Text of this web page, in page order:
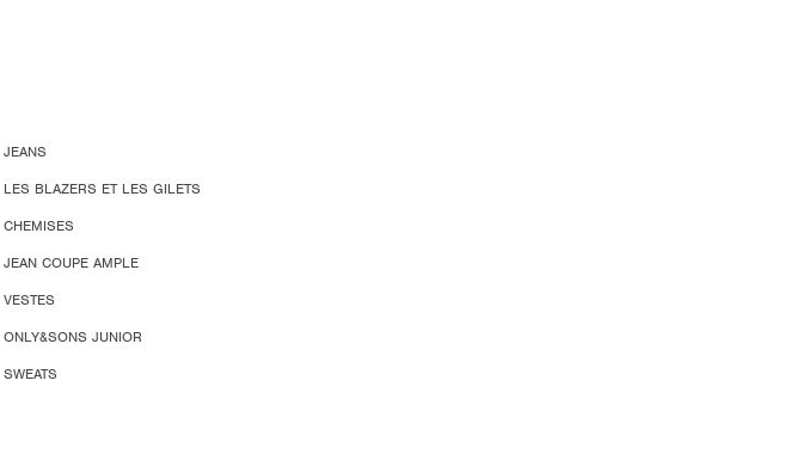
JEANS
LES BLAZERS ET LES GILETS
CHEMISES
JEAN COUPE AMPLE
VESTES
ONLY&SONS JUNIOR
SWEATS